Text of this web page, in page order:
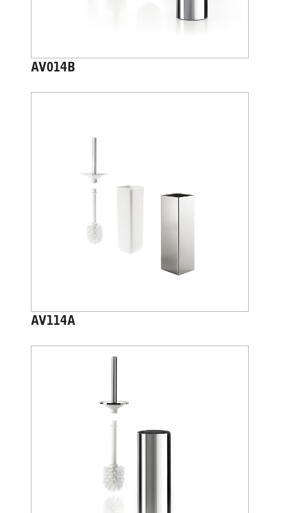
AV014B
AV114A